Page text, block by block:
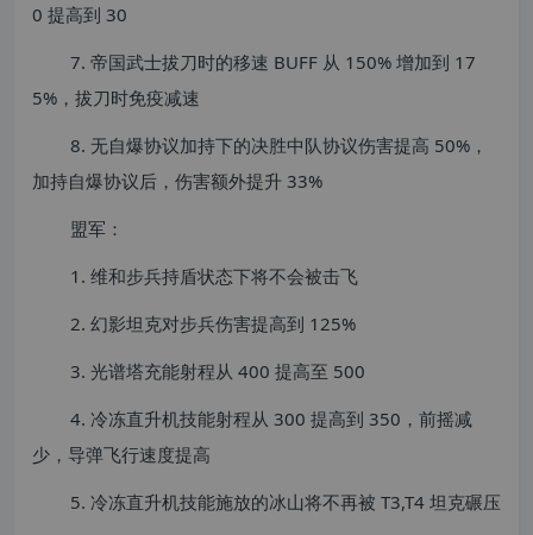
0 提高到 30
7. 帝国武士拔刀时的移速 BUFF 从 150% 增加到 17
5%，拔刀时免疫减速
8. 无自爆协议加持下的决胜中队协议伤害提高 50%，
加持自爆协议后，伤害额外提升 33%
盟军：
1. 维和步兵持盾状态下将不会被击飞
2. 幻影坦克对步兵伤害提高到 125%
3. 光谱塔充能射程从 400 提高至 500
4. 冷冻直升机技能射程从 300 提高到 350，前摇减
少，导弹飞行速度提高
5. 冷冻直升机技能施放的冰山将不再被 T3,T4 坦克碾压